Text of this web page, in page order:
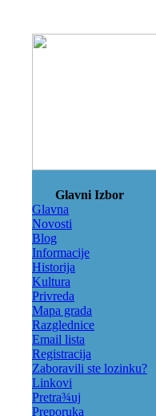
Glavni Izbor
Glavna
Novosti
Blog
Informacije
Historija
Kultura
Privreda
Mapa grada
Razglednice
Email lista
Registracija
Zaboravili ste lozinku?
Linkovi
Pretra¾uj
Preporuka